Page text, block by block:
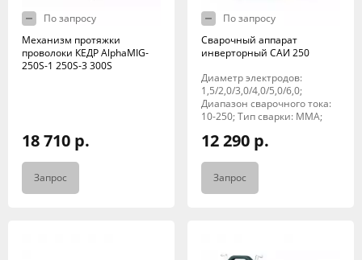
По запросу
Механизм протяжки
проволоки КЕДР AlphaMIG-
250S-1 250S-3 300S
18 710 р.
Запрос
По запросу
Сварочный аппарат
инверторный САИ 250
Диаметр электродов:
1,5/2,0/3,0/4,0/5,0/6,0;
Диапазон сварочного тока:
10-250; Тип сварки: MMA;
12 290 р.
Запрос